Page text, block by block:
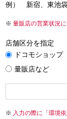
例） 新宿、東池
量販店の営業状況
店舗区分を指定
ドコモショップ
量販店など
入力の際に「環境